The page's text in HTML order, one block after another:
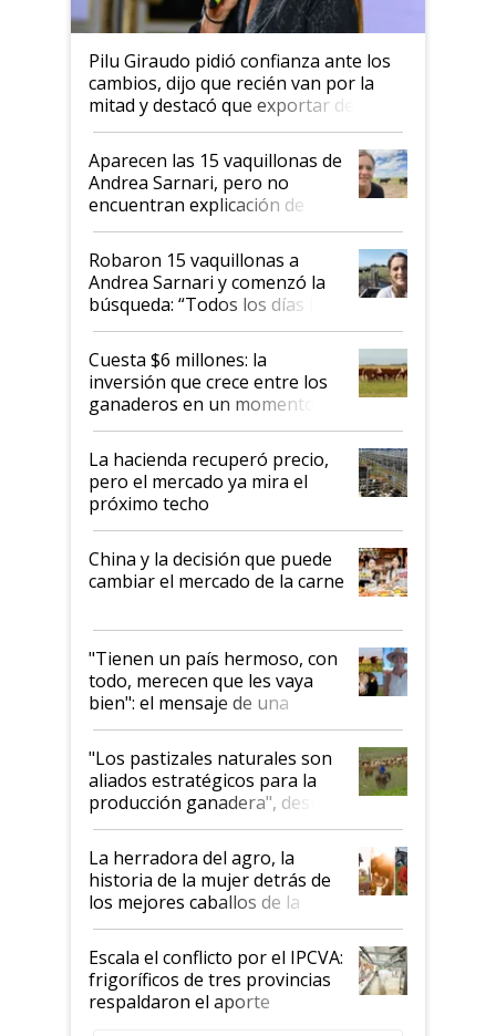
Pilu Giraudo pidió confianza ante los
cambios, dijo que recién van por la
mitad y destacó que exportar dejó de
ser "para unos pocos": "Tenemos un
mandato muy claro del gobierno
nacional"
Aparecen las 15 vaquillonas de
Andrea Sarnari, pero no
encuentran explicación de
cómo llegaron allí
Robaron 15 vaquillonas a
Andrea Sarnari y comenzó la
búsqueda: “Todos los días le
toca a algún productor”
Cuesta $6 millones: la
inversión que crece entre los
ganaderos en un momento
histórico para la actividad
La hacienda recuperó precio,
pero el mercado ya mira el
próximo techo
China y la decisión que puede
cambiar el mercado de la carne
"Tienen un país hermoso, con
todo, merecen que les vaya
bien": el mensaje de una
ganadera uruguaya sobre las
oportunidades que se abren
para el agro en Argentina, con
foco en la carne
"Los pastizales naturales son
aliados estratégicos para la
producción ganadera", destaca
la iniciativa que ya reúne a 46
establecimientos en Argentina
La herradora del agro, la
historia de la mujer detrás de
los mejores caballos de la
Argentina y los mitos que
todavía hacen sufrir a estos
animales: "Mientras me
descalificaban, yo seguí
haciendo currículum"
Escala el conflicto por el IPCVA:
frigoríficos de tres provincias
respaldaron el aporte